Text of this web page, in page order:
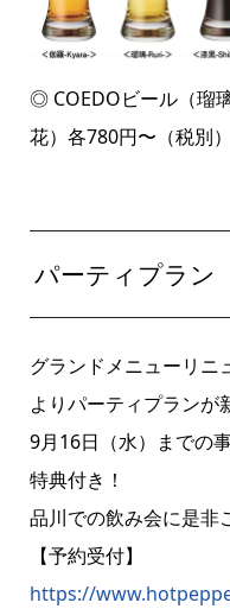
◎ COEDOビール（瑠
花）各780円〜（税別）
パーティプラン
グランドメニューリニ
よりパーティプランが
9月16日（水）までの
特典付き！
品川での飲み会に是非
【予約受付】
https://